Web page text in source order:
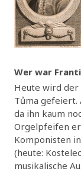
Wer war
Heute wird der
Tůma gefeiert.
da ihn kaum
Orgelpfeifen
Komponisten
(heute:
musikalische